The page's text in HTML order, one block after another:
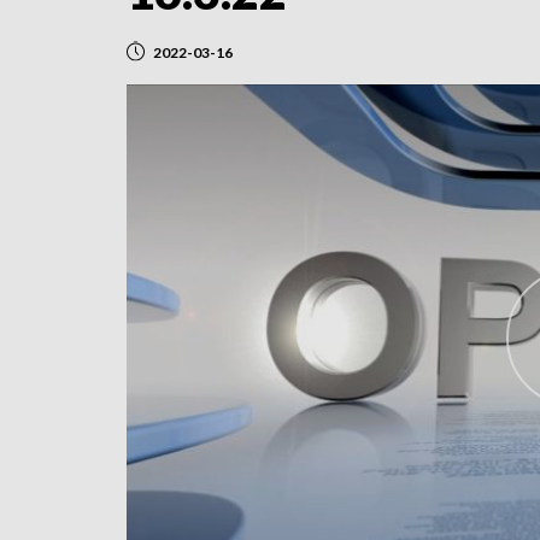
2022-03-16